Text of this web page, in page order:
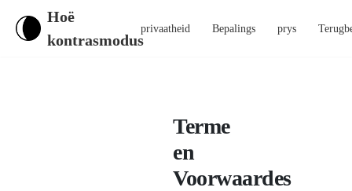
Hoë
kontrasmodus
privaatheid Bepalings prys
Terme
en
Voorwaardes